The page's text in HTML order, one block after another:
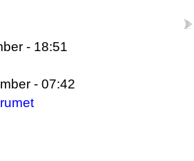
- 18:51
- 07:42